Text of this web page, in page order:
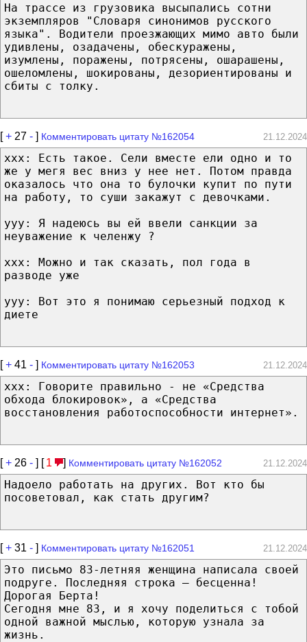
На трассе из грузовика высыпались сотни
экземпляров "Словаря синонимов русского
языка". Водители проезжающих мимо авто были
удивлены, озадачены, обескуражены,
изумлены, поражены, потрясены, ошарашены,
ошеломлены, шокированы, дезориентированы и
сбиты с толку.
[+ 27 - ] Комментировать цитату №162054 21.12.2024
xxx: Есть такое. Сели вместе ели одно и то
же у мегя вес вниз у нее нет. Потом правда
оказалось что она то булочки купит по пути
на работу, то суши закажут с девочками.
yyy: Я надеюсь вы ей ввели санкции за
неуважение к челенжу ?
xxx: Можно и так сказать, пол года в
разводе уже
yyy: Вот это я понимаю серьезный подход к
диете
[+ 41 - ] Комментировать цитату №162053 21.12.2024
xxx: Говорите правильно - не «Средства
обхода блокировок», а «Средства
восстановления работоспособности интернет».
[+ 26 - ] [ 1 ] Комментировать цитату №162052 21.12.2024
Надоело работать на других. Вот кто бы
посоветовал, как стать другим?
[+ 31 - ] Комментировать цитату №162051 21.12.2024
Это письмо 83-летняя женщина написала своей
подруге. Последняя строка – бесценна!
Дорогая Берта!
Сегодня мне 83, и я хочу поделиться с тобой
одной важной мыслью, которую узнала за
жизнь.